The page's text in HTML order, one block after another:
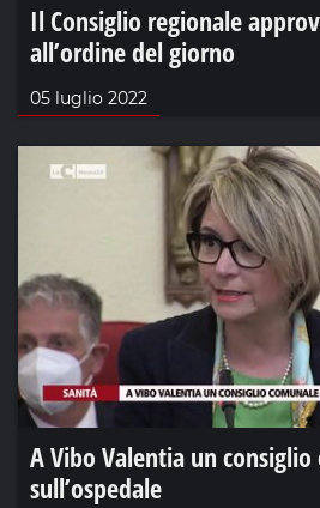
Il Consiglio regionale
all’ordine del giorno
05 luglio 2022
A Vibo Valentia un
sull’ospedale